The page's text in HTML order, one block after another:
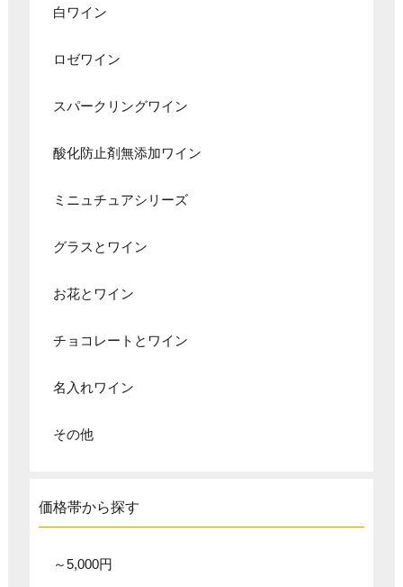
白ワイン
ロゼワイン
スパークリングワイン
酸化防止剤無添加ワイン
ミニュチュアシリーズ
グラスとワイン
お花とワイン
チョコレートとワイン
名入れワイン
その他
価格帯から探す
～5,000円